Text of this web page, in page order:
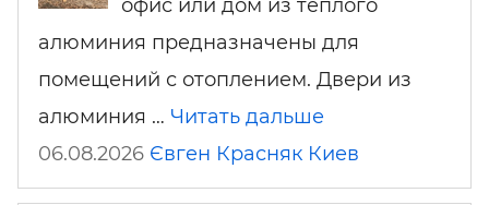
офис или дом из тёплого
алюминия предназначены для
помещений с отоплением. Двери из
алюминия … Читать дальше
06.08.2026 Євген Красняк Киев